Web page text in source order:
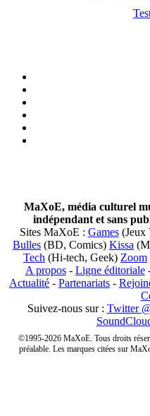
MaXoE, média culturel
indépendant et sans
Sites MaXoE : Games(Jeux
Bulles (BD, Comics) Kissa
Tech (Hi-tech, Geek) Zoom
A propos- Ligne éditoriale
Actualité - Partenariats -
Suivez-nous sur : Twitter
©1995-2026 MaXoE. Tous droits
préalable. Les marques citées sur